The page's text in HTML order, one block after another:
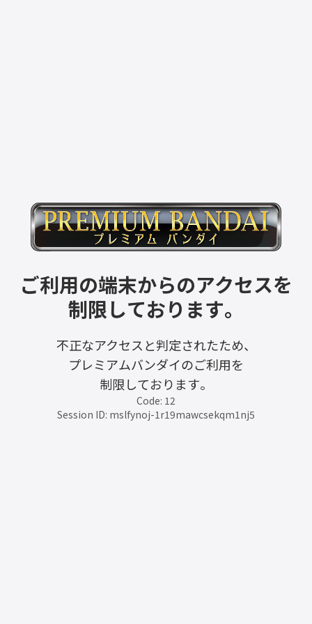
ご利用の端末からのアクセスを
制限しております。
不正なアクセスと判定されたため、
プレミアムバンダイのご利用を
制限しております。
Code: 12
Session ID: mslfynoj-1r19mawcsekqm1nj5